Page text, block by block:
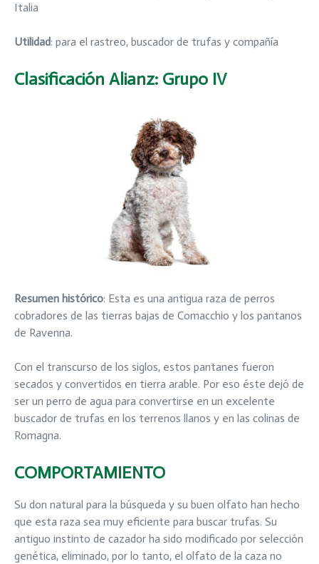
Italia
Utilidad: para el rastreo, buscador de trufas y compañía
Clasificación Alianz: Grupo IV
Resumen histórico: Esta es una antigua raza de perros
cobradores de las tierras bajas de Comacchio y los pantanos
de Ravenna.
Con el transcurso de los siglos, estos pantanes fueron
secados y convertidos en tierra arable. Por eso éste dejó de
ser un perro de agua para convertirse en un excelente
buscador de trufas en los terrenos llanos y en las colinas de
Romagna.
COMPORTAMIENTO
Su don natural para la búsqueda y su buen olfato han hecho
que esta raza sea muy eficiente para buscar trufas. Su
antiguo instinto de cazador ha sido modificado por selección
genética, eliminado, por lo tanto, el olfato de la caza no